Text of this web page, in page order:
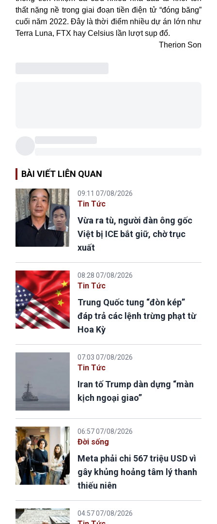
thất nặng nề trong giai đoạn tiền điện tử “đóng băng”
cuối năm 2022. Đây là thời điểm nhiều dự án lớn như
Terra Luna, FTX hay Celsius lần lượt sụp đổ.
Therion Son
BÀI VIẾT LIÊN QUAN
09:11 07/08/2026
Tin Tức
Vừa ra tù, người đàn ông gốc
Việt bị ICE bắt giữ, chờ trục
xuất
08:28 07/08/2026
Tin Tức
Trung Quốc tung “đòn kép”
đáp trả các lệnh trừng phạt từ
Hoa Kỳ
07:03 07/08/2026
Tin Tức
Iran tố Trump dàn dựng “màn
kịch ngoại giao”
06:57 07/08/2026
Đời sống
Meta phải chi 567 triệu USD vì
gây khủng hoảng tâm lý thanh
thiếu niên
04:57 07/08/2026